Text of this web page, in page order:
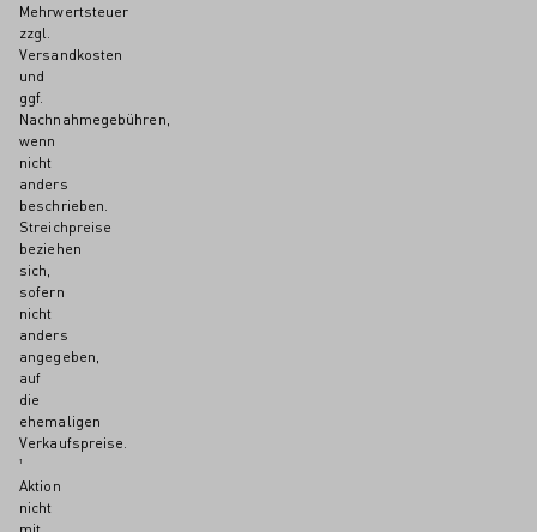
Mehrwertsteuer
zzgl.
Versandkosten
und
ggf.
Nachnahmegebühren,
wenn
nicht
anders
beschrieben.
Streichpreise
beziehen
sich,
sofern
nicht
anders
angegeben,
auf
die
ehemaligen
Verkaufspreise.
¹
Aktion
nicht